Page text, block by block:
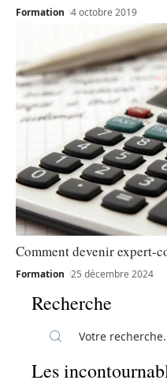
Formation 4 octobre 2019
Comment devenir expert-
Formation 25 décembre 2024
Recherche
Les